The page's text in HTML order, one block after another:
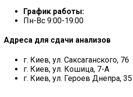
График работы:
Пн-Вс 9:00-19:00
Адреса для сдачи анализов
г. Киев, ул. Саксаганского, 76
г. Киев, ул. Кошица, 7-А
г. Киев, ул. Героев Днепра, 35